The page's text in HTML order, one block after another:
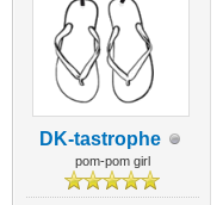
DK-tastrophe
pom-pom girl